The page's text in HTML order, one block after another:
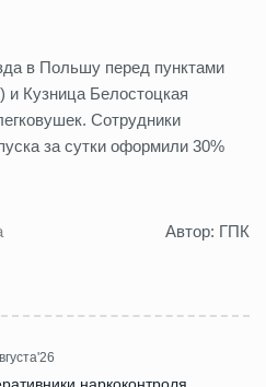
в Польшу перед пунктами
и Кузница Белостоцкая
Сотрудники
за сутки оформили 30%
Автор: ГПК